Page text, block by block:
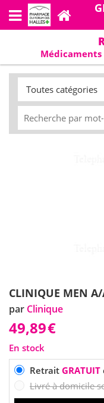
CLINIQUE MEN
par Clinique
49,89€
En stock
Retrait GRATUIT
Livré à domicile